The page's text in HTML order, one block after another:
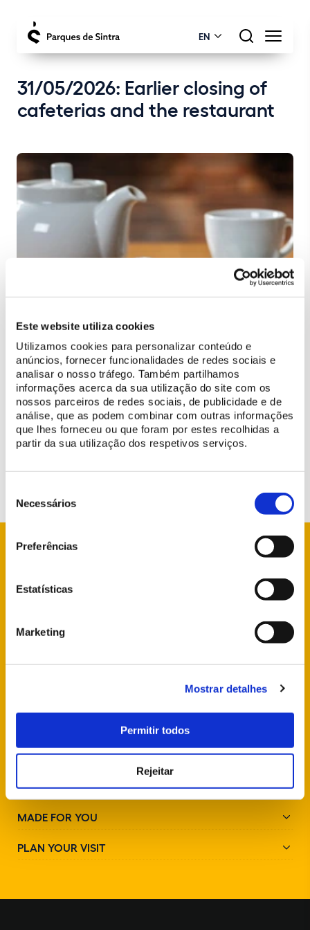
Este website utiliza cookies
Utilizamos cookies para personalizar conteúdo e
anúncios, fornecer funcionalidades de redes sociais e
analisar o nosso tráfego. Também partilhamos
informações acerca da sua utilização do site com os
nossos parceiros de redes sociais, de publicidade e de
análise, que as podem combinar com outras informações
que lhes forneceu ou que foram por estes recolhidas a
partir da sua utilização dos respetivos serviços.
Necessários
Preferências
Estatísticas
Marketing
Mostrar detalhes
Permitir todos
Rejeitar
EN
31/05/2026: Earlier closing of
cafeterias and the restaurant
On31 May, the cafetarias and restaurant at the monuments will
close earlier than usual, at 4:00 PM.
We apologize for the inconvenience and thank you for your
understanding.
PARKS AND MONUMENTS
MADE FOR YOU
PLAN YOUR VISIT